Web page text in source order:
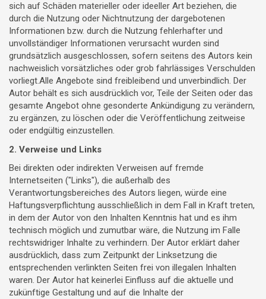
sich auf Schäden materieller oder ideeller Art beziehen, die
durch die Nutzung oder Nichtnutzung der dargebotenen
Informationen bzw. durch die Nutzung fehlerhafter und
unvollständiger Informationen verursacht wurden sind
grundsätzlich ausgeschlossen, sofern seitens des Autors kein
nachweislich vorsätzliches oder grob fahrlässiges Verschulden
vorliegt.Alle Angebote sind freibleibend und unverbindlich. Der
Autor behält es sich ausdrücklich vor, Teile der Seiten oder das
gesamte Angebot ohne gesonderte Ankündigung zu verändern,
zu ergänzen, zu löschen oder die Veröffentlichung zeitweise
oder endgültig einzustellen.
2. Verweise und Links
Bei direkten oder indirekten Verweisen auf fremde
Internetseiten ("Links"), die außerhalb des
Verantwortungsbereiches des Autors liegen, würde eine
Haftungsverpflichtung ausschließlich in dem Fall in Kraft treten,
in dem der Autor von den Inhalten Kenntnis hat und es ihm
technisch möglich und zumutbar wäre, die Nutzung im Falle
rechtswidriger Inhalte zu verhindern. Der Autor erklärt daher
ausdrücklich, dass zum Zeitpunkt der Linksetzung die
entsprechenden verlinkten Seiten frei von illegalen Inhalten
waren. Der Autor hat keinerlei Einfluss auf die aktuelle und
zukünftige Gestaltung und auf die Inhalte der